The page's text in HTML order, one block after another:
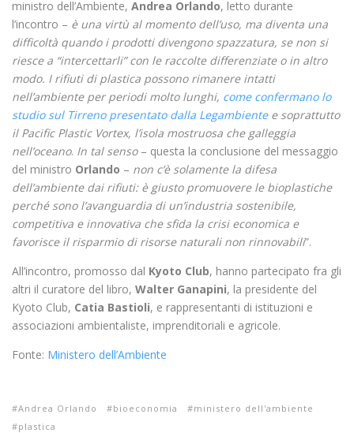
ministro dell’Ambiente, Andrea Orlando, letto durante
l’incontro – è una virtù al momento dell’uso, ma diventa una
difficoltà quando i prodotti divengono spazzatura, se non si
riesce a “intercettarli” con le raccolte differenziate o in altro
modo. I rifiuti di plastica possono rimanere intatti
nell’ambiente per periodi molto lunghi, come confermano lo
studio sul Tirreno presentato dalla Legambientee soprattutto
il Pacific Plastic Vortex, l’isola mostruosa che galleggia
nell’oceano. In tal senso– questa la conclusione del messaggio
del ministro Orlando – non c’è solamente la difesa
dell’ambiente dai rifiuti: è giusto promuovere le bioplastiche
perché sono l’avanguardia di un’industria sostenibile,
competitiva e innovativa che sfida la crisi economica e
favorisce il risparmio di risorse naturali non rinnovabili”.
All’incontro, promosso dal Kyoto Club, hanno partecipato fra gli
altri il curatore del libro, Walter Ganapini, la presidente del
Kyoto Club, Catia Bastioli, e rappresentanti di istituzioni e
associazioni ambientaliste, imprenditoriali e agricole.
Fonte: Ministero dell’Ambiente
Andrea Orlando bioeconomia
ministero dell'ambiente
plastica